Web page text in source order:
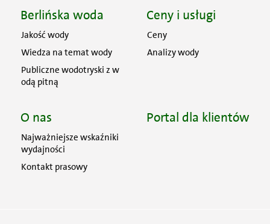
Berlińska woda
Jakość wody
Wiedza na temat wody
Publiczne wodotryski z w
odą pitną
Ceny i usługi
Ceny
Analizy wody
O nas
Najważniejsze wskaźniki
wydajności
Kontakt prasowy
Portal dla klientów